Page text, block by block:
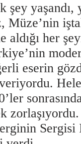
yaşandı,
Müze’nin
aldığı her
eserin
Sergisi